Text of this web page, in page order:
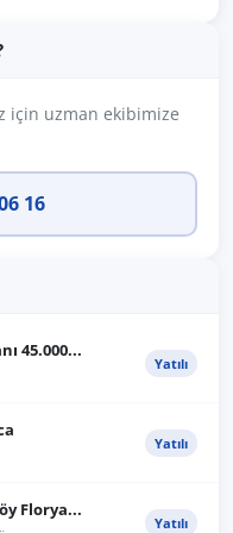
için uzman ekibimize
16
45.000...
Yatılı
Yatılı
Florya...
Yatılı